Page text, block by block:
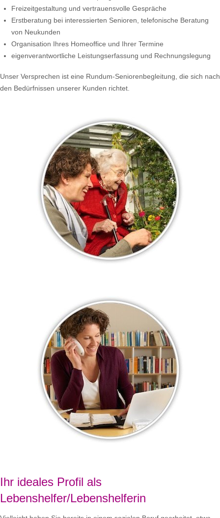
Freizeitgestaltung und vertrauensvolle Gespräche
Erstberatung bei interessierten Senioren, telefonische Beratung
von Neukunden
Organisation Ihres Homeoffice und Ihrer Termine
eigenverantwortliche Leistungserfassung und Rechnungslegung
Unser Versprechen ist eine Rundum-Seniorenbegleitung, die sich nach
den Bedürfnissen unserer Kunden richtet.
Ihr ideales Profil als
Lebenshelfer/Lebenshelferin